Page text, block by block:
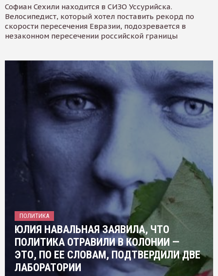
Софиан Сехили находится в СИЗО Уссурийска.
Велосипедист, который хотел поставить рекорд по
скорости пересечения Евразии, подозревается в
незаконном пересечении российской границы
ПОЛИТИКА
ЮЛИЯ НАВАЛЬНАЯ ЗАЯВИЛА, ЧТО
ПОЛИТИКА ОТРАВИЛИ В КОЛОНИИ —
ЭТО, ПО ЕЕ СЛОВАМ, ПОДТВЕРДИЛИ ДВЕ
ЛАБОРАТОРИИ